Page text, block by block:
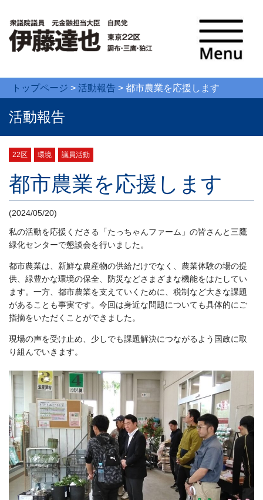
トップページ > 活動報告 > 都市農業を応援します
活動報告
22区 環境 議員活動
都市農業を応援します
(2024/05/20)
私の活動を応援くださる「たっちゃんファーム」の皆さんと三鷹
緑化センターで懇談会を行いました。
都市農業は、新鮮な農産物の供給だけでなく、農業体験の場の提
供、緑豊かな環境の保全、防災などさまざまな機能をはたしてい
ます。一方、都市農業を支えていくために、税制など大きな課題
があることも事実です。今回は身近な問題についても具体的にご
指摘をいただくことができました。
現場の声を受け止め、少しでも課題解決につながるよう国政に取
り組んでいきます。